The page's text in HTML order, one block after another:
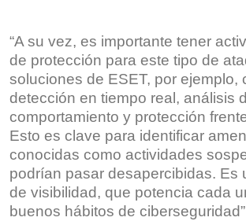
“A su vez, es importante tener
de protección para este tipo de
soluciones de ESET, por ejemplo,
detección en tiempo real, análisis
comportamiento y protección
Esto es clave para identificar
conocidas como actividades
podrían pasar desapercibidas. Es
de visibilidad, que potencia cada
buenos hábitos de